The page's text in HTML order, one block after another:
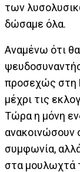
των
δώσαμε όλα.
Αναμένω ότι
προσεχώς στη
μέχρι τις
Τώρα η μόνη
ανακοινώσουν
συμφωνία,
στα μουλωχτά